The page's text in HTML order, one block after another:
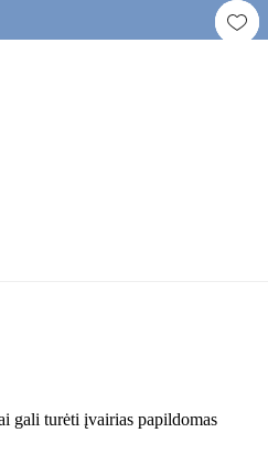
gali turėti įvairias papildomas